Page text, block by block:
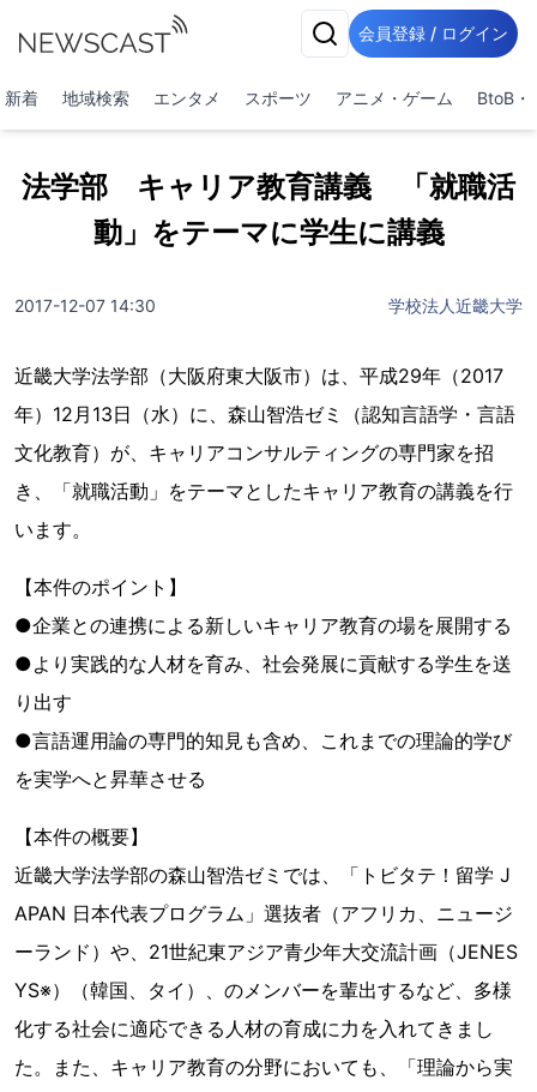
会員登録 / ログイン
新着 地域検索 エンタメ スポーツ アニメ・ゲーム BtoB・
法学部 キャリア教育講義 「就職活
動」をテーマに学生に講義
2017-12-07 14:30 学校法人近畿大学
近畿大学法学部（大阪府東大阪市）は、平成29年（2017
年）12月13日（水）に、森山智浩ゼミ（認知言語学・言語
文化教育）が、キャリアコンサルティングの専門家を招
き、「就職活動」をテーマとしたキャリア教育の講義を行
います。
【本件のポイント】
●企業との連携による新しいキャリア教育の場を展開する
●より実践的な人材を育み、社会発展に貢献する学生を送
り出す
●言語運用論の専門的知見も含め、これまでの理論的学び
を実学へと昇華させる
【本件の概要】
近畿大学法学部の森山智浩ゼミでは、「トビタテ！留学 J
APAN 日本代表プログラム」選抜者（アフリカ、ニュージ
ーランド）や、21世紀東アジア青少年大交流計画（JENES
YS※）（韓国、タイ）、のメンバーを輩出するなど、多様
化する社会に適応できる人材の育成に力を入れてきまし
た。また、キャリア教育の分野においても、「理論から実